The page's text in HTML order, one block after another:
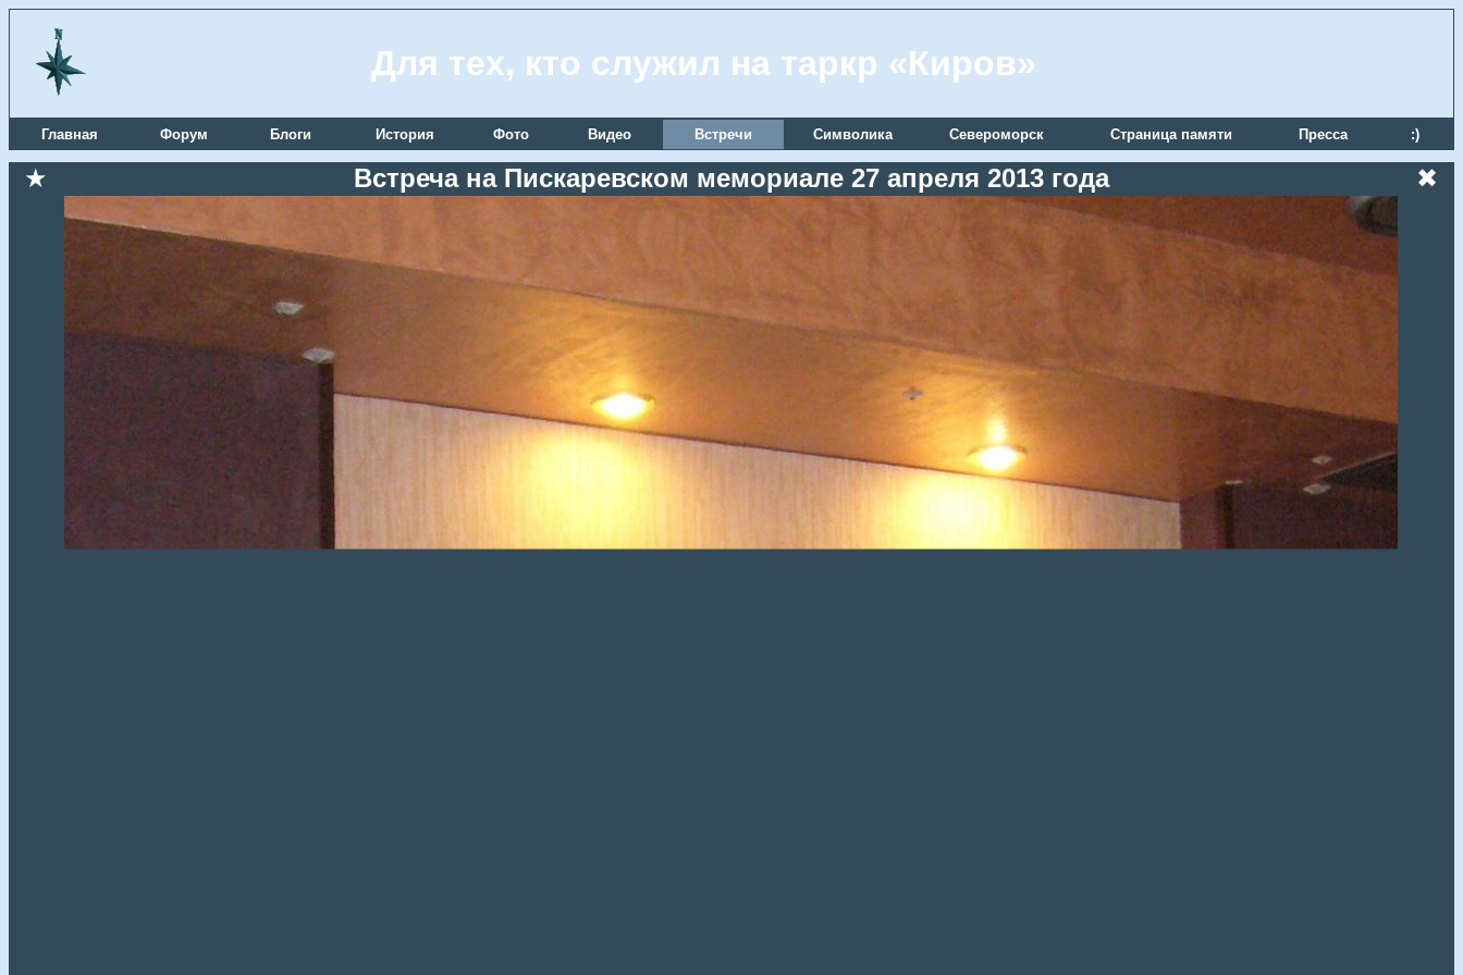
Для тех, кто служил на таркр «Киров»
Главная Форум Блоги История Фото Видео Встречи Символика Североморск Страница памяти Пресса :)
★ Встреча на Пискаревском мемориале 27 апреля 2013 года ✖